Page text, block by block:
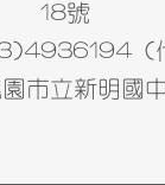
18號
(
市立新明國